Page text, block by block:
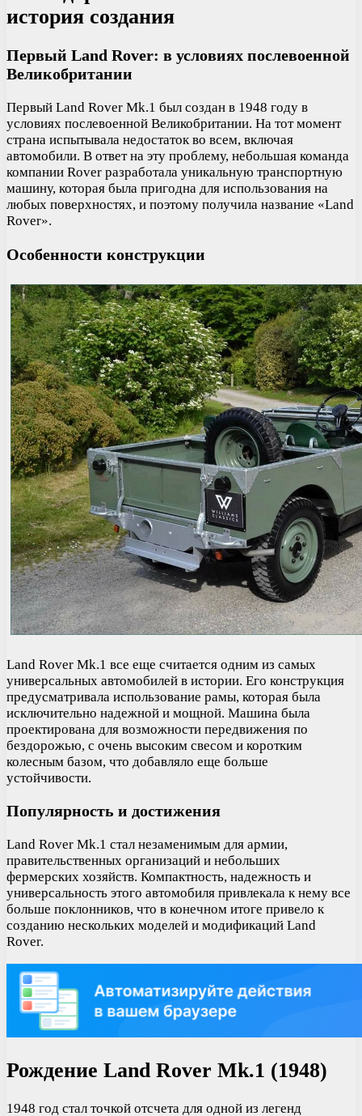
история создания
Первый Land Rover: в условиях послевоенной
Великобритании
Первый Land Rover Mk.1 был создан в 1948 году в
условиях послевоенной Великобритании. На тот момент
страна испытывала недостаток во всем, включая
автомобили. В ответ на эту проблему, небольшая команда
компании Rover разработала уникальную транспортную
машину, которая была пригодна для использования на
любых поверхностях, и поэтому получила название «Land
Rover».
Особенности конструкции
Land Rover Mk.1 все еще считается одним из самых
универсальных автомобилей в истории. Его конструкция
предусматривала использование рамы, которая была
исключительно надежной и мощной. Машина была
проектирована для возможности передвижения по
бездорожью, с очень высоким свесом и коротким
колесным базом, что добавляло еще больше
устойчивости.
Популярность и достижения
Land Rover Mk.1 стал незаменимым для армии,
правительственных организаций и небольших
фермерских хозяйств. Компактность, надежность и
универсальность этого автомобиля привлекала к нему все
больше поклонников, что в конечном итоге привело к
созданию нескольких моделей и модификаций Land
Rover.
Рождение Land Rover Mk.1 (1948)
1948 год стал точкой отсчета для одной из легенд